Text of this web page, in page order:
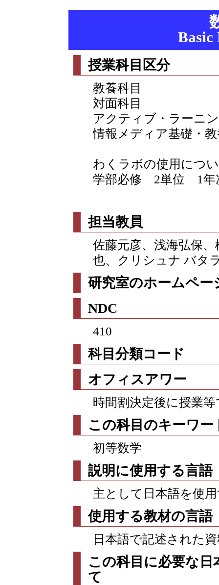
Basic
授業科目区分
教養科目
対面科目
アクティブ・ラーニ
情報メディア基礎・
わくラボの使用につ
学部必修 2単位 1
担当教員
佐藤元彦、浅海弘保
也、クリシュナ バタ
研究室のホームペー
NDC
410
科目分類コード
オフィスアワー
時間割決定後に授業
この科目のキーワー
初等数学
説明に使用する言語
主として日本語を使
使用する教材の言語
日本語で記述された
この科目に必要な
て